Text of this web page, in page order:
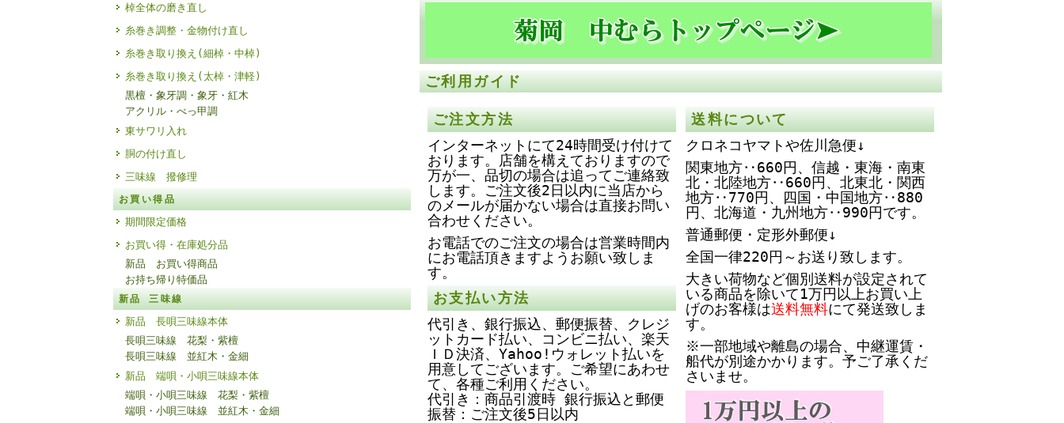
棹全体の磨き直し
糸巻き調整・金物付け直し
糸巻き取り換え(細棹・中棹)
糸巻き取り換え(太棹・津軽)
黒檀・象牙調・象牙・紅木
アクリル・べっ甲調
東サワリ入れ
胴の付け直し
三味線 撥修理
お買い得品
期間限定価格
お買い得・在庫処分品
新品 お買い得商品
お持ち帰り特価品
新品 三味線
新品 長唄三味線本体
長唄三味線 花梨・紫檀
長唄三味線 並紅木・金細
新品 端唄・小唄三味線本体
端唄・小唄三味線 花梨・紫檀
端唄・小唄三味線 並紅木・金細
ご利用ガイド
ご注文方法
インターネットにて24時間受け付けて
おります。店舗を構えておりますので
万が一、品切の場合は追ってご連絡致
します。ご注文後2日以内に当店から
のメールが届かない場合は直接お問い
合わせください。
お電話でのご注文の場合は営業時間内
にお電話頂きますようお願い致しま
す。
お支払い方法
代引き、銀行振込、郵便振替、クレジ
ットカード払い、コンビニ払い、楽天
ＩＤ決済、Yahoo!ウォレット払いを
用意してございます。ご希望にあわせ
て、各種ご利用ください。
代引き：商品引渡時 銀行振込と郵便
振替：ご注文後5日以内
送料について
クロネコヤマトや佐川急便↓
関東地方‥660円、信越・東海・南東
北・北陸地方‥660円、北東北・関西
地方‥770円、四国・中国地方‥880
円、北海道・九州地方‥990円です。
普通郵便・定形外郵便↓
全国一律220円～お送り致します。
大きい荷物など個別送料が設定されて
いる商品を除いて1万円以上お買い上
げのお客様は送料無料にて発送致しま
す。
※一部地域や離島の場合、中継運賃・
船代が別途かかります。予ご了承くだ
さいませ。